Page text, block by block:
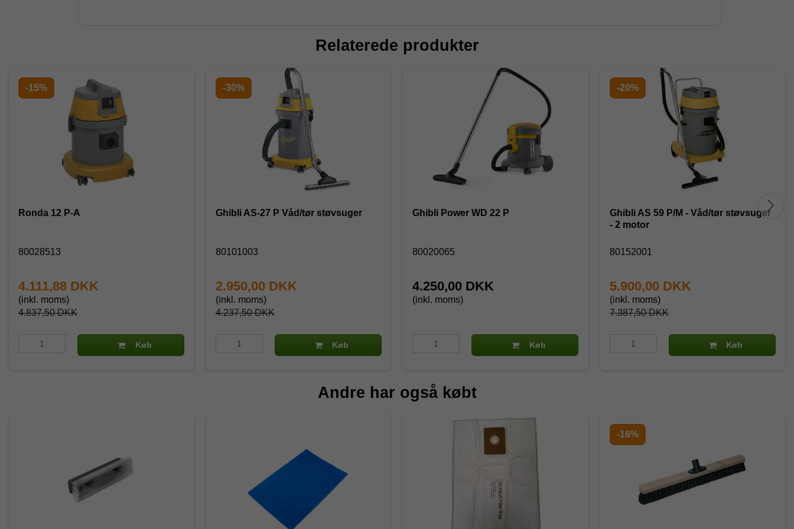
Relaterede produkter
-15%
Ronda 12 P-A
80028513
4.837,50 DKK
4.111,88 DKK
(inkl. moms)
Køb
-30%
Ghibli AS-27 P Våd/tør støvsuger
80101003
4.237,50 DKK
2.950,00 DKK
(inkl. moms)
Køb
Ghibli Power WD 22 P
80020065
4.250,00 DKK
(inkl. moms)
Køb
-20%
Ghibli AS 59 P/M - Våd/tør støvsuger
- 2 motor
80152001
7.387,50 DKK
5.900,00 DKK
(inkl. moms)
Køb
Andre har også købt
-16%